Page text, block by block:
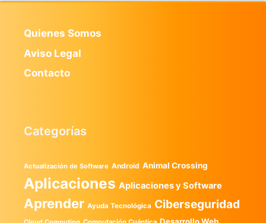
Quienes Somos
Aviso Legal
Contacto
Categorías
Actualización de Software Android Animal Crossing
Aplicaciones Aplicaciones y Software
Aprender Ayuda Tecnológica Ciberseguridad